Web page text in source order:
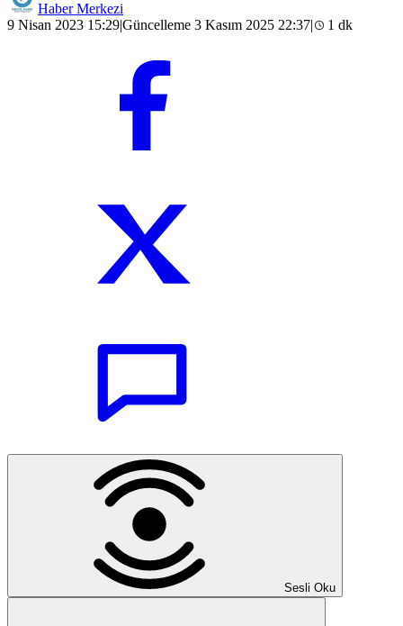
Haber Merkezi
9 Nisan 2023 15:29|Güncelleme 3 Kasım 2025 22:37| 1 dk
Sesli Oku